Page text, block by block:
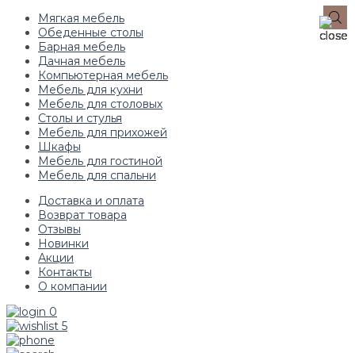
Мягкая мебель
Обеденные столы
Барная мебель
Дачная мебель
Компьютерная мебель
Мебель для кухни
Мебель для столовых
Столы и стулья
Мебель для прихожей
Шкафы
Мебель для гостиной
Мебель для спальни
Доставка и оплата
Возврат товара
Отзывы
Новинки
Акции
Контакты
О компании
0
5